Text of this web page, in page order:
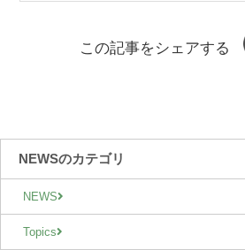
NEWSのカテゴリ
NEWS
Topics
この記事をシェアする